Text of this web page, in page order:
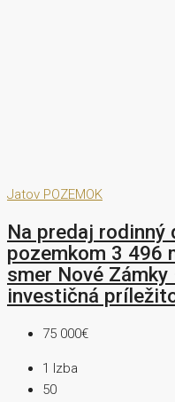
Jatov POZEMOK
Na predaj rodinný
pozemkom 3 496
smer Nové
investičná
75 000€
1 Izba
50